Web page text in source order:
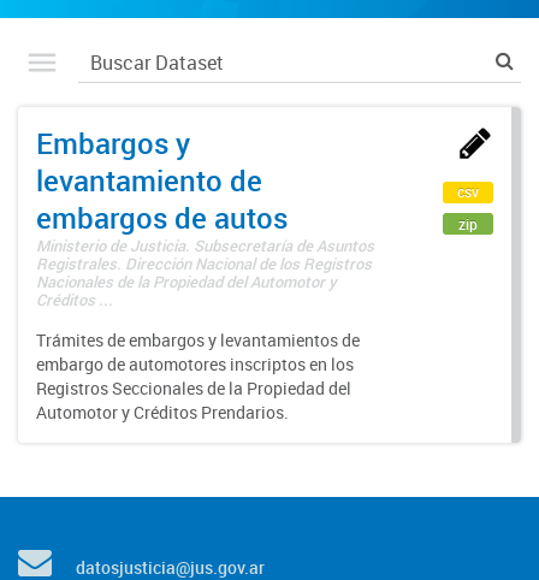
Embargos y
levantamiento de
embargos de autos
Ministerio de Justicia. Subsecretaría de Asuntos
Registrales. Dirección Nacional de los Registros
Nacionales de la Propiedad del Automotor y
Créditos ...
Trámites de embargos y levantamientos de
embargo de automotores inscriptos en los
Registros Seccionales de la Propiedad del
Automotor y Créditos Prendarios.
csv
zip
datosjusticia@jus.gov.ar